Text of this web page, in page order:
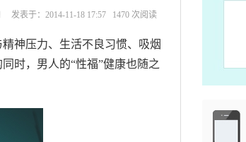
发表于：2014-11-18 17:57 1470 次阅读
神压力、生活不良习惯、吸烟
时，男人的“性福”健康也随之